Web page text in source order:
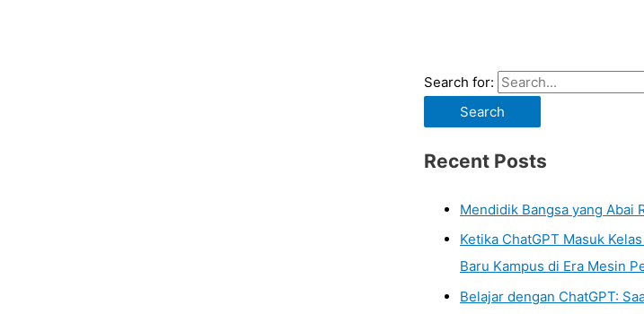
Search for:
Recent Posts
Mendidik Bangsa yang Abai
Ketika ChatGPT Masuk
Baru Kampus di Era Mesin
Belajar dengan ChatGPT: